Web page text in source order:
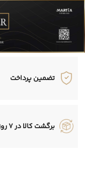
تضمین پرداخت
برگشت کالا در 7 روز